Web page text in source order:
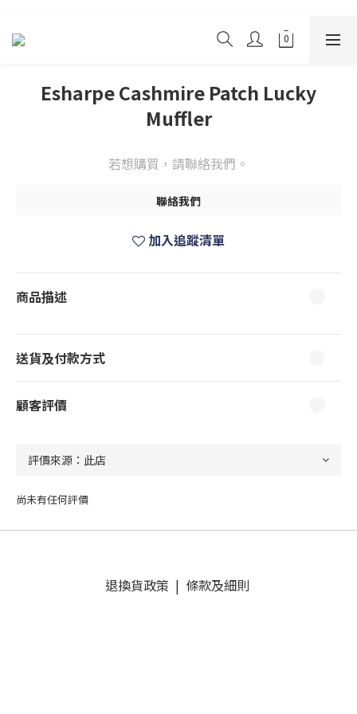
Esharpe Cashmire Patch Lucky
Muffler
若想購買，請聯絡我們。
聯絡我們
加入追蹤清單
商品描述
送貨及付款方式
顧客評價
尚未有任何評價
退換貨政策 | 條款及細則